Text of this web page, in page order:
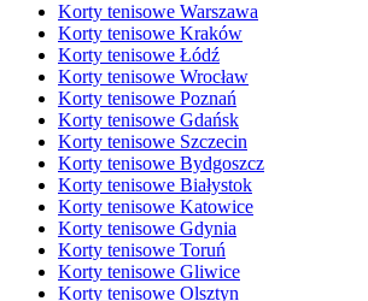
Korty tenisowe Warszawa
Korty tenisowe Kraków
Korty tenisowe Łódź
Korty tenisowe Wrocław
Korty tenisowe Poznań
Korty tenisowe Gdańsk
Korty tenisowe Szczecin
Korty tenisowe Bydgoszcz
Korty tenisowe Białystok
Korty tenisowe Katowice
Korty tenisowe Gdynia
Korty tenisowe Toruń
Korty tenisowe Gliwice
Korty tenisowe Olsztyn